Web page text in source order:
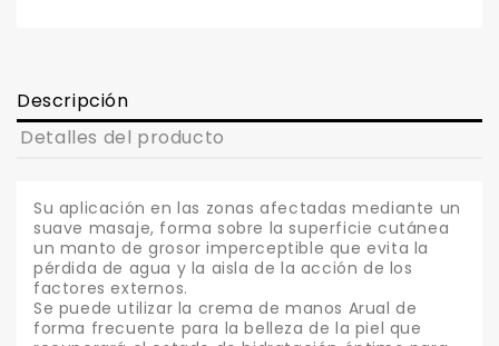
Descripción
Detalles del producto
Su aplicación en las zonas afectadas mediante un
suave masaje, forma sobre la superficie cutánea
un manto de grosor imperceptible que evita la
pérdida de agua y la aisla de la acción de los
factores externos.
Se puede utilizar la crema de manos Arual de
forma frecuente para la belleza de la piel que